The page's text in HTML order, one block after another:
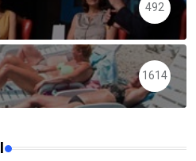
492
1614